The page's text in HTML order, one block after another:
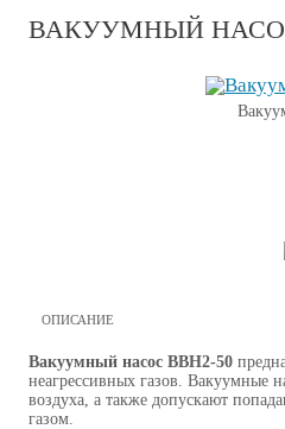
ВАКУУМНЫЙ
ОПИСАНИЕ
Вакуумный насос ВВН2-50
неагрессивных газов. Вакуумные
воздуха, а также допускают
газом.